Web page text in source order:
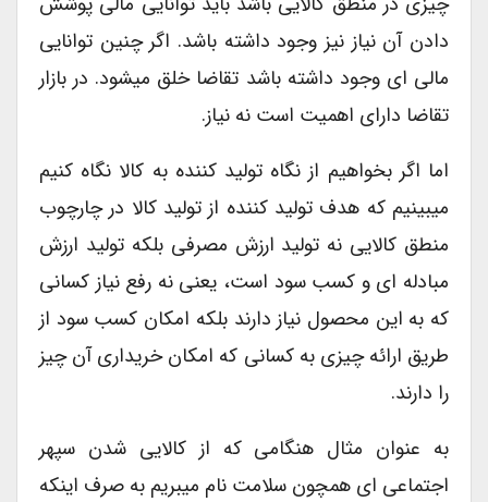
دادن آن نیاز نیز وجود داشته باشد. اگر چنین توانایی
مالی ای وجود داشته باشد تقاضا خلق می­شود. در بازار
تقاضا دارای اهمیت است نه نیاز.
اما اگر بخواهیم از نگاه تولید کننده به کالا نگاه کنیم
میبینیم که هدف تولید کننده از تولید کالا در چارچوب
منطق کالایی نه تولید ارزش مصرفی بلکه تولید ارزش
مبادله ای و کسب سود است، یعنی نه رفع نیاز کسانی
که به این محصول نیاز دارند بلکه امکان کسب سود از
طریق ارائه چیزی به کسانی که امکان خریداری آن چیز
را دارند.
به عنوان مثال هنگامی که از کالایی شدن سپهر
اجتماعی ای همچون سلامت نام میبریم به صرف اینکه